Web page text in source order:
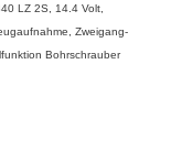
LZ 2S, 14.4 Volt,
Zweigang-
Bohrschrauber